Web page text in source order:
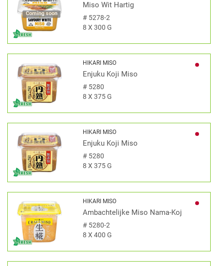
Coming soon
Miso Wit Hartig
#5278-2
8 X 300 G
HIKARI MISO
Enjuku Koji Miso
#5280
8 X 375 G
HIKARI MISO
Enjuku Koji Miso
#5280
8 X 375 G
HIKARI MISO
Ambachtelijke Miso Nama-Koj
#5280-2
8 X 400 G